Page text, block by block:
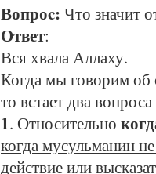
Вопроc: Что значит
Ответ:
Вся хвала Аллаху.
Когда мы говорим об
то встает два вопроса
1. Относительно
когда мусульманин
действие или